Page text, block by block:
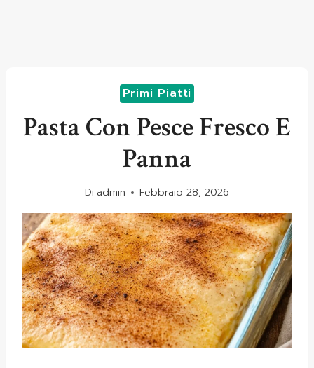
Primi Piatti
Pasta Con Pesce Fresco E
Panna
Di admin Febbraio 28, 2026